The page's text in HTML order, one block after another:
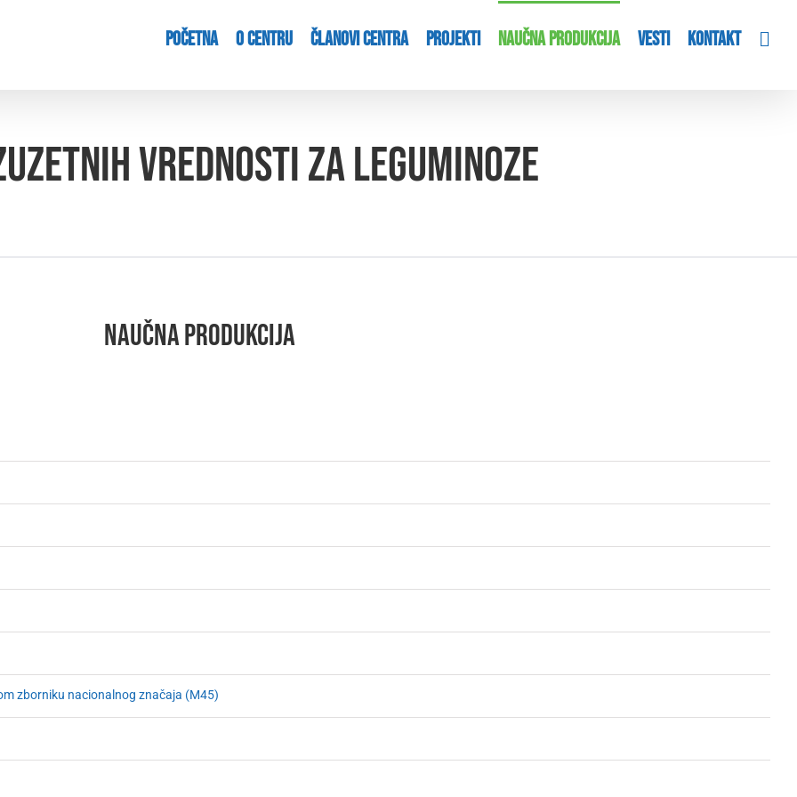
POČETNA O CENTRU ČLANOVI CENTRA PROJEKTI NAUČNA PRODUKCIJA VESTI KONTAKT
vrednosti za leguminoze
NAUČNA PRODUKCIJA
zborniku nacionalnog značaja (M45)